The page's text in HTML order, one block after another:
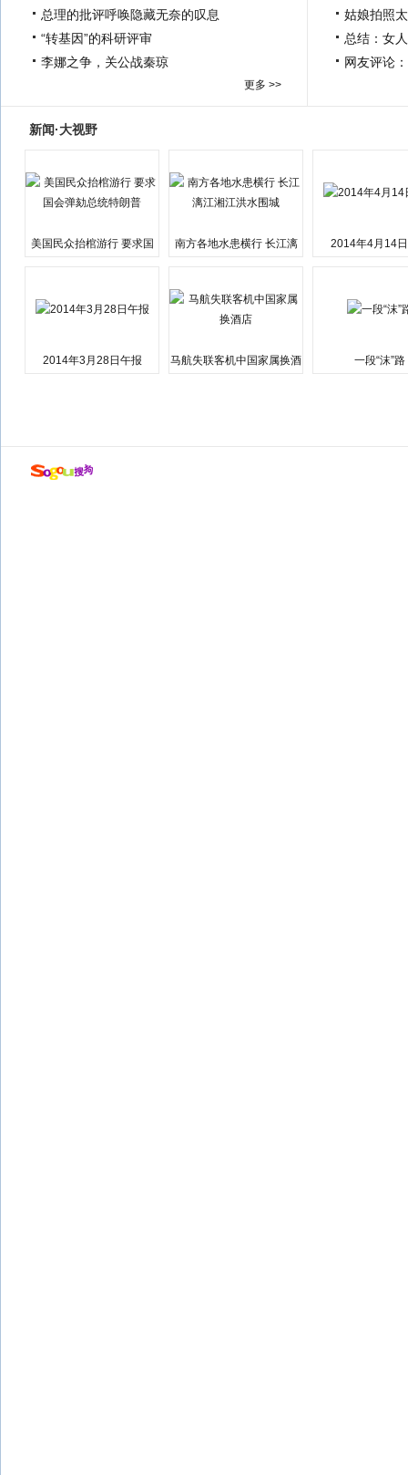
总理的批评呼唤隐藏无奈的叹息
“转基因”的科研评审
李娜之争，关公战秦琼
更多 >>
姑娘拍照
总结：女
网友评论
新闻·大视野
美国民众抬棺游行 要求国
南方各地水患横行 长江漓
2014年4月14
2014年3月28日午报
马航失联客机中国家属换酒
一段“沫”路